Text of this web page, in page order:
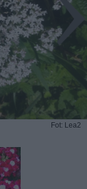
Fot: Lea2